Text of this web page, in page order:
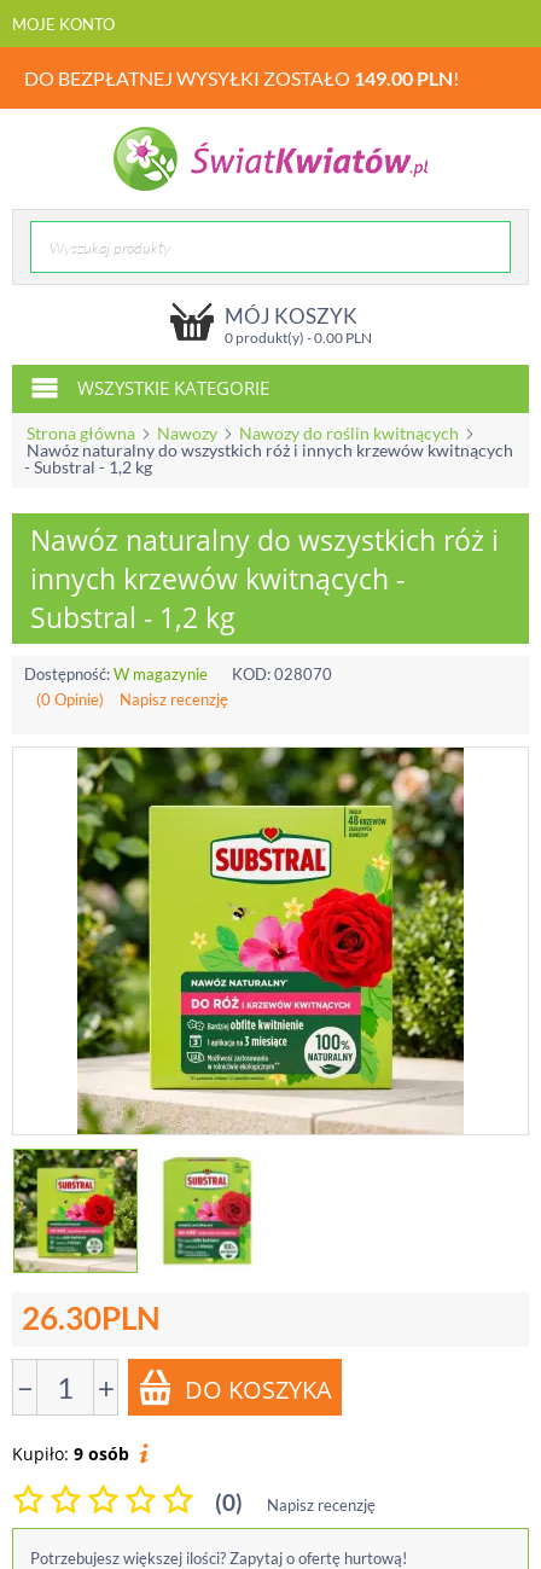
MOJE KONTO
DO BEZPŁATNEJ WYSYŁKI ZOSTAŁO 149.00 PLN!
MÓJ KOSZYK
0 produkt(y) -0.00PLN
WSZYSTKIE KATEGORIE
Strona główna Nawozy
Nawozy do roślin kwitnących
Nawóz naturalny do wszystkich róż i innych krzewów kwitnących
- Substral - 1,2 kg
Nawóz naturalny do wszystkich róż i
innych krzewów kwitnących -
Substral - 1,2 kg
Dostępność:W magazynie KOD:028070
(0 Opinie)
Napisz recenzję
26.30PLN
− +
Kupiło: 9 osób
(0) Napisz recenzję
Potrzebujesz większej ilości? Zapytaj o ofertę hurtową!